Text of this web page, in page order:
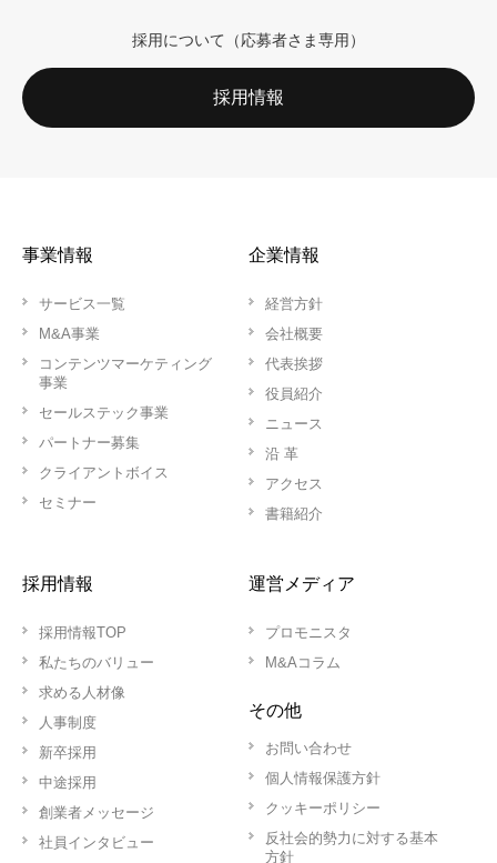
採用について（応募者さま専用）
採用情報
事業情報
サービス一覧
M&A事業
コンテンツマーケティング
事業
セールステック事業
パートナー募集
クライアントボイス
セミナー
企業情報
経営方針
会社概要
代表挨拶
役員紹介
ニュース
沿 革
アクセス
書籍紹介
採用情報
採用情報TOP
私たちのバリュー
求める人材像
人事制度
新卒採用
中途採用
創業者メッセージ
社員インタビュー
運営メディア
プロモニスタ
M&Aコラム
その他
お問い合わせ
個人情報保護方針
クッキーポリシー
反社会的勢力に対する基本
方針